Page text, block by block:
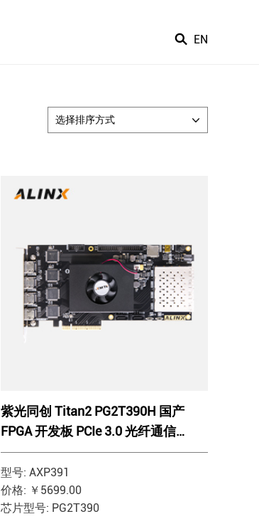
EN
紫光同创 Titan2 PG2T390H 国产
FPGA 开发板 PCIe 3.0 光纤通信
AXP391
型号: AXP391
价格: ￥5699.00
芯片型号: PG2T390